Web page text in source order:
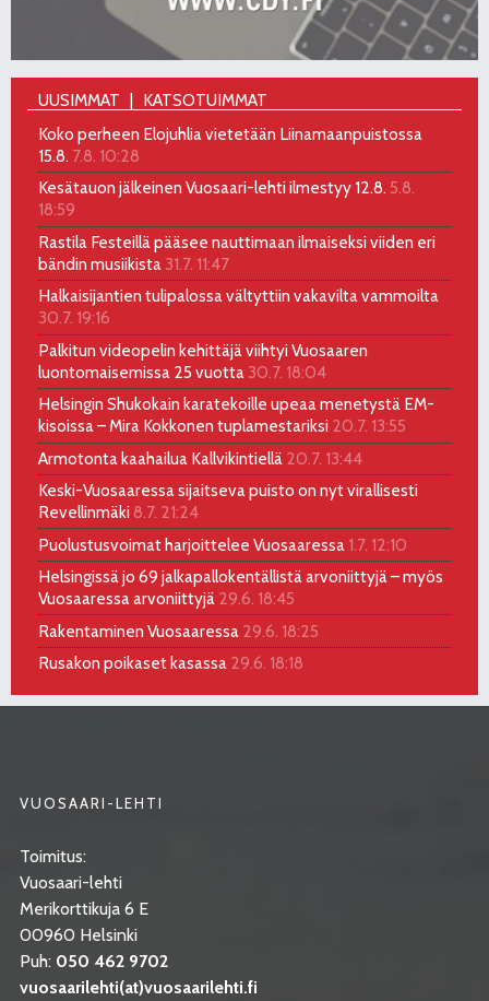
UUSIMMAT
KATSOTUIMMAT
Koko perheen Elojuhlia vietetään Liinamaanpuistossa
15.8. 7.8. 10:28
Kesätauon jälkeinen Vuosaari-lehti ilmestyy 12.8. 5.8.
18:59
Rastila Festeillä pääsee nauttimaan ilmaiseksi viiden eri
bändin musiikista 31.7. 11:47
Halkaisijantien tulipalossa vältyttiin vakavilta vammoilta
30.7. 19:16
Palkitun videopelin kehittäjä viihtyi Vuosaaren
luontomaisemissa 25 vuotta 30.7. 18:04
Helsingin Shukokain karatekoille upeaa menetystä EM-
kisoissa – Mira Kokkonen tuplamestariksi 20.7. 13:55
Armotonta kaahailua Kallvikintiellä 20.7. 13:44
Keski-Vuosaaressa sijaitseva puisto on nyt virallisesti
Revellinmäki 8.7. 21:24
Puolustusvoimat harjoittelee Vuosaaressa 1.7. 12:10
Helsingissä jo 69 jalkapallokentällistä arvoniittyjä – myös
Vuosaaressa arvoniittyjä 29.6. 18:45
Rakentaminen Vuosaaressa 29.6. 18:25
Rusakon poikaset kasassa 29.6. 18:18
VUOSAARI-LEHTI
Toimitus:
Vuosaari-lehti
Merikorttikuja 6 E
00960 Helsinki
Puh: 050 462 9702
vuosaarilehti(at)vuosaarilehti.fi